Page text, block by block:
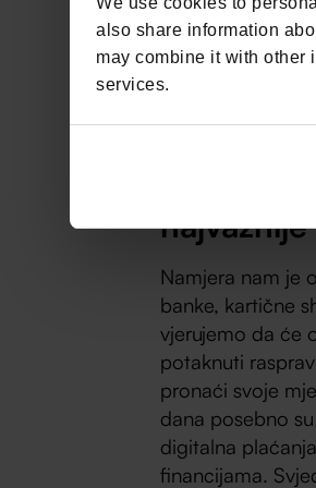
also share information
may combine it with other
services.
Većina velikih
Europske unije,
kartičnih
Money
Nikolom
Namjera nam je
banke, kartične
vjerujemo da će
potaknuti
pronaći svoje
dana posebno
digitalna
financijama.